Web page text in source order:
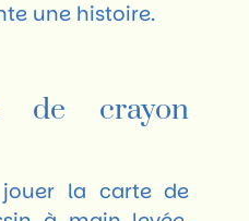
une histoire.
crayon
la carte de